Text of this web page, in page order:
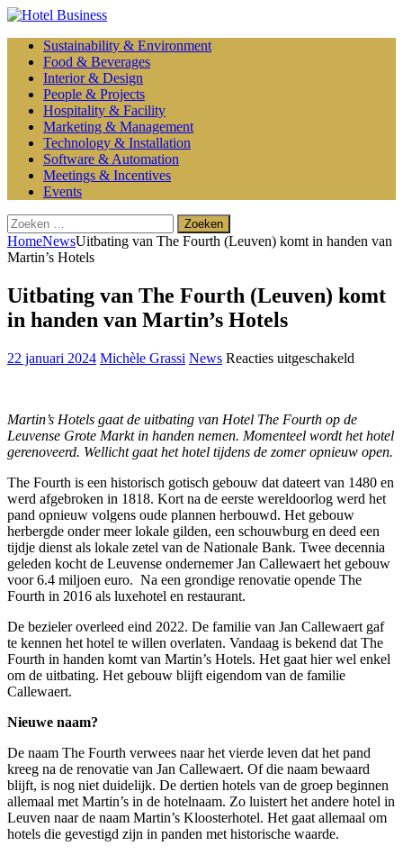
Sustainability & Environment
Food & Beverages
Interior & Design
People & Projects
Hospitality & Facility
Marketing & Management
Technology & Installation
Software & Automation
Meetings & Incentives
Events
Zoeken
naar:
HomeNewsUitbating van The Fourth (Leuven) komt in handen van
Martin’s Hotels
Uitbating van The Fourth (Leuven) komt
in handen van Martin’s Hotels
22 januari 2024 Michèle Grassi News Reacties uitgeschakeld
Fourth
komt
handen
van
Hotels
Martin’s Hotels gaat de uitbating van Hotel The Fourth op de
Leuvense Grote Markt in handen nemen. Momenteel wordt het hotel
gerenoveerd. Wellicht gaat het hotel tijdens de zomer opnieuw open.
The Fourth is een historisch gotisch gebouw dat dateert van 1480 en
werd afgebroken in 1818. Kort na de eerste wereldoorlog werd het
pand opnieuw volgens oude plannen herbouwd. Het gebouw
herbergde onder meer lokale gilden, een schouwburg en deed een
tijdje dienst als lokale zetel van de Nationale Bank. Twee decennia
geleden kocht de Leuvense ondernemer Jan Callewaert het gebouw
voor 6.4 miljoen euro. Na een grondige renovatie opende The
Fourth in 2016 als luxehotel en restaurant.
De bezieler overleed eind 2022. De familie van Jan Callewaert gaf
te kennen het hotel te willen overlaten. Vandaag is bekend dat The
Fourth in handen komt van Martin’s Hotels. Het gaat hier wel enkel
om de uitbating. Het gebouw blijft eigendom van de familie
Callewaert.
Nieuwe naam?
De naam The Fourth verwees naar het vierde leven dat het pand
kreeg na de renovatie van Jan Callewaert. Of die naam bewaard
blijft, is nog niet duidelijk. De dertien hotels van de groep beginnen
allemaal met Martin’s in de hotelnaam. Zo luistert het andere hotel in
Leuven naar de naam Martin’s Kloosterhotel. Het gaat allemaal om
hotels die gevestigd zijn in panden met historische waarde.